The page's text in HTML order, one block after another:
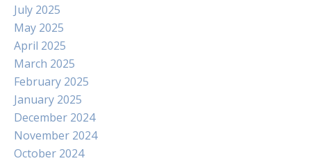
July 2025
May 2025
April 2025
March 2025
February 2025
January 2025
December 2024
November 2024
October 2024